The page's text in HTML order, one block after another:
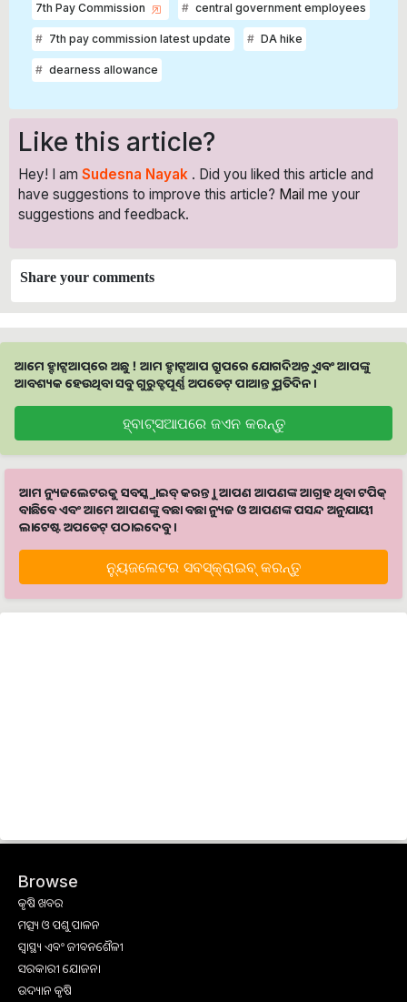
7th Pay Commission central government employees
7th pay commission latest update DA hike
dearness allowance
Like this article?
Hey! I am Sudesna Nayak . Did you liked this article and
have suggestions to improve this article? Mail me your
suggestions and feedback.
Share your comments
ଆମେ ହ୍ବାଟ୍ସଆପ୍‌ରେ ଅଛୁ ! ଆମ ହ୍ବାଟ୍ସଆପ ଗ୍ରୁପରେ ଯୋଗଦିଅନ୍ତୁ ଏବଂ ଆପଙ୍କୁ
ଆବଶ୍ୟକ ହେଉଥିବା ସବୁ ଗୁରୁତ୍ବପୂର୍ଣ୍ଣ ଅପଡେଟ୍‌ ପାଆନ୍ତୁ ପ୍ରତିଦିନ ।
ହ୍ବାଟ୍ସଆପରେ ଜଏନ କରନ୍ତୁ
ଆମ ନ୍ୟୁଜଲେଟରକୁ ସବସ୍କ୍ରାଇବ୍ କରନ୍ତୁ । ଆପଣ ଆପଣଙ୍କ ଆଗ୍ରହ ଥିବା ଟପିକ୍‌
ବାଛିବେ ଏବଂ ଆମେ ଆପଣଙ୍କୁ ବଛା ବଛା ନ୍ୟୁଜ ଓ ଆପଣଙ୍କ ପସନ୍ଦ ଅନୁଯାୟୀ
ଲାଟେଷ୍ଟ ଅପଡେଟ୍‌ ପଠାଇଦେବୁ ।
ନ୍ୟୁଜଲେଟର ସବସ୍କ୍ରାଇବ୍‌ କରନ୍ତୁ
Browse
କୃଷି ଖବର
ମତ୍ସ୍ୟ ଓ ପଶୁ ପାଳନ
ସ୍ୱାସ୍ଥ୍ୟ ଏବଂ ଜୀବନଶୈଳୀ
ସରକାରୀ ଯୋଜନା
ଉଦ୍ୟାନ କୃଷି